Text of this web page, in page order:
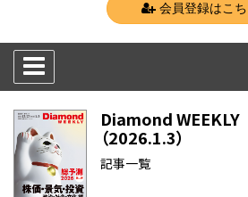
会員登録はこち
Diamond
（2026.1.3）
記事一覧